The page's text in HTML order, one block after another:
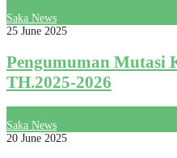
Saka News
25 June 2025
Pengumuman Mutasi
TH.2025-2026
Saka News
20 June 2025